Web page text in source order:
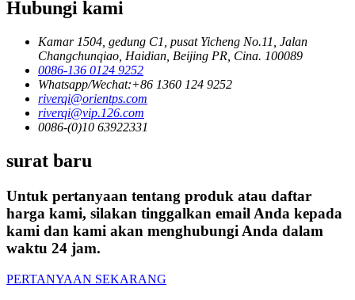
Hubungi kami
Kamar 1504, gedung C1, pusat Yicheng No.11, Jalan
Changchunqiao, Haidian, Beijing PR, Cina. 100089
0086-136 0124 9252
Whatsapp/Wechat:+86 1360 124 9252
riverqi@orientps.com
riverqi@vip.126.com
0086-(0)10 63922331
surat baru
Untuk pertanyaan tentang produk atau daftar
harga kami, silakan tinggalkan email Anda kepada
kami dan kami akan menghubungi Anda dalam
waktu 24 jam.
PERTANYAAN SEKARANG